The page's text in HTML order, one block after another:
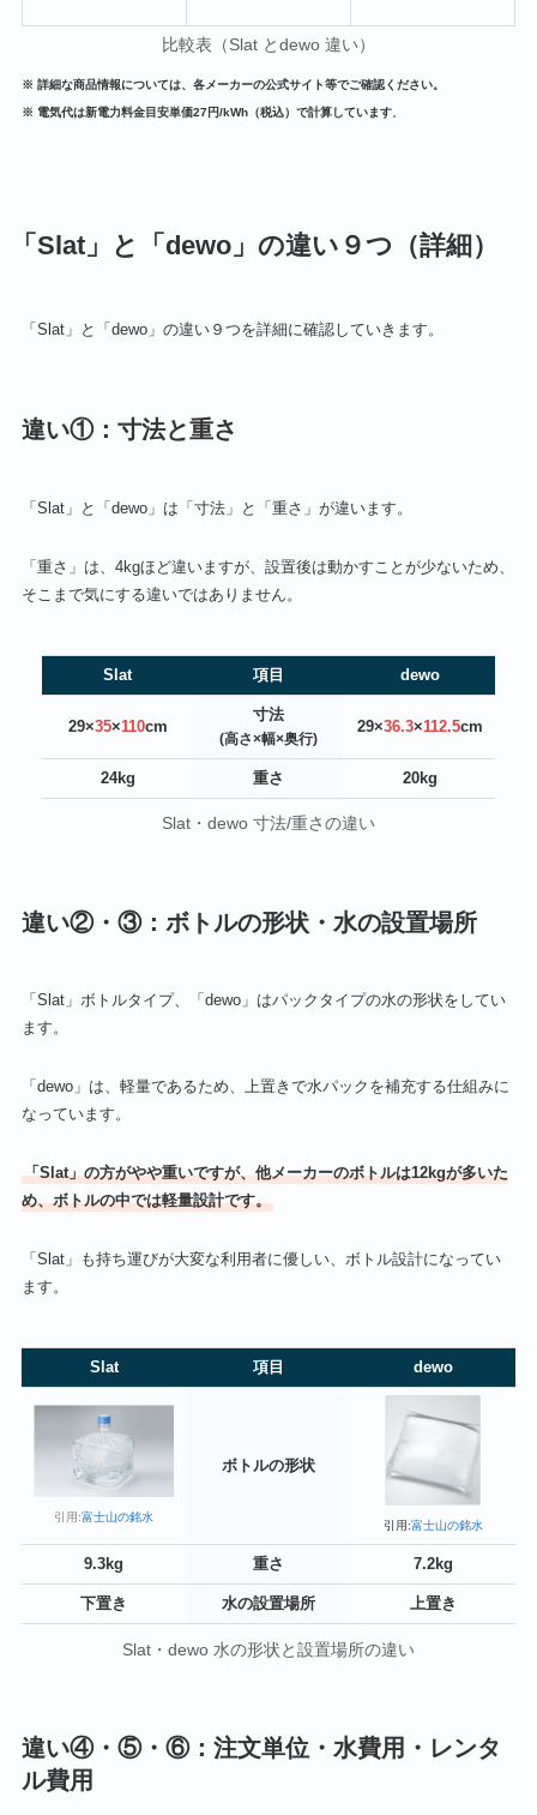
比較表（Slat とdewo 違い）
※ 詳細な商品情報については、各メーカーの公式サイト等でご確認ください。
※ 電気代は新電力料金目安単価27円/kWh（税込）で計算しています。
「Slat」と「dewo」の違い９つ（詳細）
「Slat」と「dewo」の違い９つを詳細に確認していきます。
違い①：寸法と重さ
「Slat」と「dewo」は「寸法」と「重さ」が違います。
「重さ」は、4kgほど違いますが、設置後は動かすことが少ないため、
そこまで気にする違いではありません。
Slat 項目 dewo
29×35×110cm
寸法
(高さ×幅×奥行)
29×36.3×112.5cm
24kg 重さ 20kg
Slat・dewo 寸法/重さの違い
違い②・③：ボトルの形状・水の設置場所
「Slat」ボトルタイプ、「dewo」はパックタイプの水の形状をしてい
ます。
「dewo」は、軽量であるため、上置きで水パックを補充する仕組みに
なっています。
「Slat」の方がやや重いですが、他メーカーのボトルは12kgが多いた
め、ボトルの中では軽量設計です。
「Slat」も持ち運びが大変な利用者に優しい、ボトル設計になってい
ます。
Slat 項目 dewo
引用:富士山の銘水
ボトルの形状
引用:富士山の銘水
9.3kg 重さ 7.2kg
下置き 水の設置場所 上置き
Slat・dewo 水の形状と設置場所の違い
違い④・⑤・⑥：注文単位・水費用・レンタ
ル費用